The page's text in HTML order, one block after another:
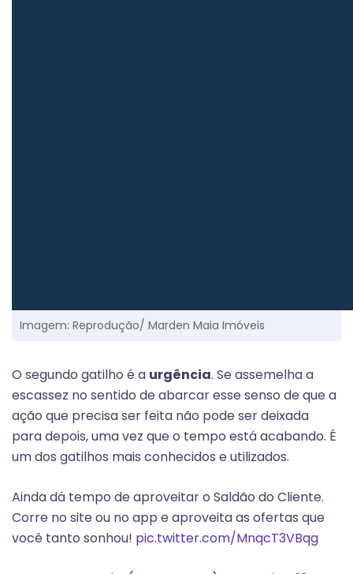
Imagem: Reprodução/ Marden Maia Imóveis
O segundo gatilho é a urgência. Se assemelha a
escassez no sentido de abarcar esse senso de que a
ação que precisa ser feita não pode ser deixada
para depois, uma vez que o tempo está acabando. É
um dos gatilhos mais conhecidos e utilizados.
Ainda dá tempo de aproveitar o Saldão do Cliente.
Corre no site ou no app e aproveita as ofertas que
você tanto sonhou! pic.twitter.com/MnqcT3VBqg